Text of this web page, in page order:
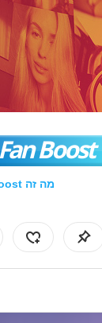
Boost
מה זה FanBoost?